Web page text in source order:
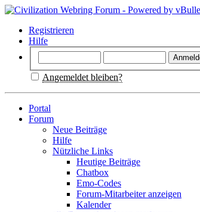
Registrieren
Hilfe
Angemeldet bleiben?
Portal
Forum
Neue Beiträge
Hilfe
Nützliche Links
Heutige Beiträge
Chatbox
Emo-Codes
Forum-Mitarbeiter anzeigen
Kalender